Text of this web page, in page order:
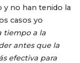
y no han tenido la
casos yo
tiempo a la
antes que la
efectiva para